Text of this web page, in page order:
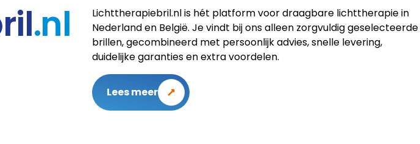
.nl
Lichttherapiebril.nl is hét platform voor draagbare lichttherapie in
Nederland en België. Je vindt bij ons alleen zorgvuldig geselecteerde
brillen, gecombineerd met persoonlijk advies, snelle levering,
duidelijke garanties en extra voordelen.
Lees meer